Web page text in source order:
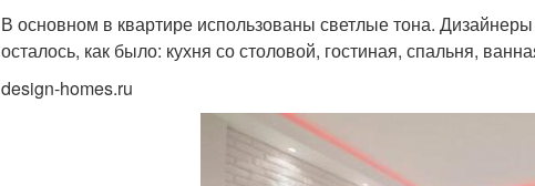
В основном в квартире использованы светлые тона.
осталось, как было: кухня со столовой, гостиная, спальня,
design-homes.ru